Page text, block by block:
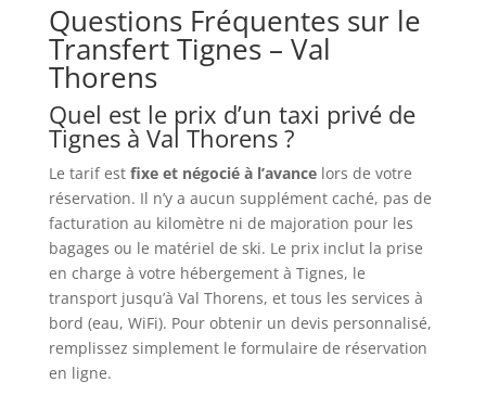
Questions Fréquentes sur le
Transfert Tignes – Val
Thorens
Quel est le prix d’un taxi privé de
Tignes à Val Thorens ?
Le tarif est fixe et négocié à l’avancelors de votre
réservation. Il n’y a aucun supplément caché, pas de
facturation au kilomètre ni de majoration pour les
bagages ou le matériel de ski. Le prix inclut la prise
en charge à votre hébergement à Tignes, le
transport jusqu’à Val Thorens, et tous les services à
bord (eau, WiFi). Pour obtenir un devis personnalisé,
remplissez simplement le formulaire de réservation
en ligne.